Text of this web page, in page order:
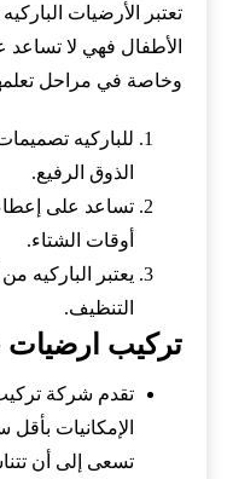
تعتبر الأرضيات
الأطفال فهي لا
وخاصة في مراحل
للباركيه
الذوق الرفيع.
تساعد على
أوقات الشتاء.
يعتبر الباركيه
التنظيف.
تركيب
تقدم شركة
الإمكانيات
تسعى إلى أن